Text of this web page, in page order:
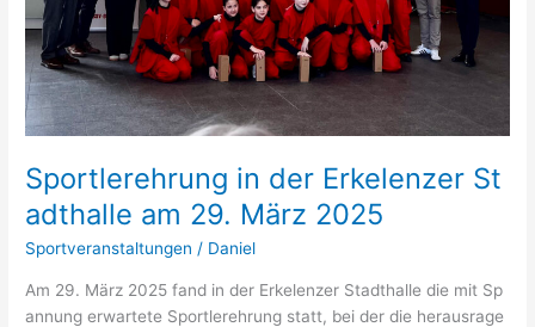
Sportlerehrung in der Erkelenzer St
adthalle am 29. März 2025
Sportveranstaltungen / Daniel
Am 29. März 2025 fand in der Erkelenzer Stadthalle die mit Sp
annung erwartete Sportlerehrung statt, bei der die herausrage